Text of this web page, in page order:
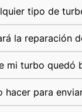
tipo de
la reparación
mi turbo quedó
hacer para